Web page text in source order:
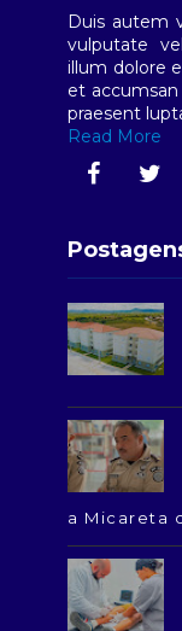
Duis autem
vulputate
illum dolore
et
praesent
Read More
a Micareta